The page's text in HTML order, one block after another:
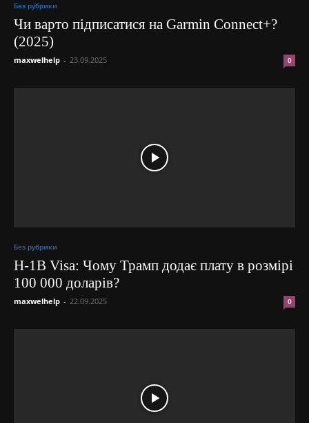
Без рубрики
Чи варто підписатися на Garmin Connect+?
(2025)
maxwelhelp - 23.09.2025 0
Без рубрики
H-1B Visa: Чому Трамп додає плату в розмірі
100 000 доларів?
maxwelhelp - 22.09.2025 0